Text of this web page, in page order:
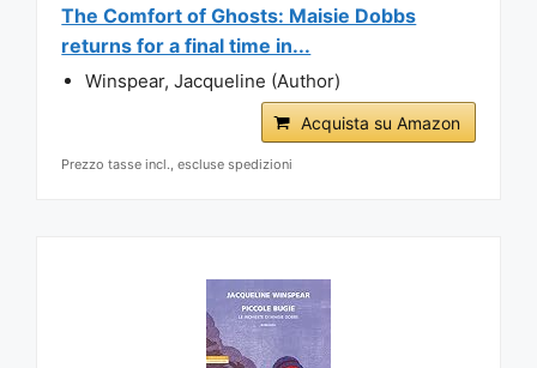
The Comfort of Ghosts: Maisie Dobbs
returns for a final time in...
Winspear, Jacqueline (Author)
Acquista su Amazon
Prezzo tasse incl., escluse spedizioni